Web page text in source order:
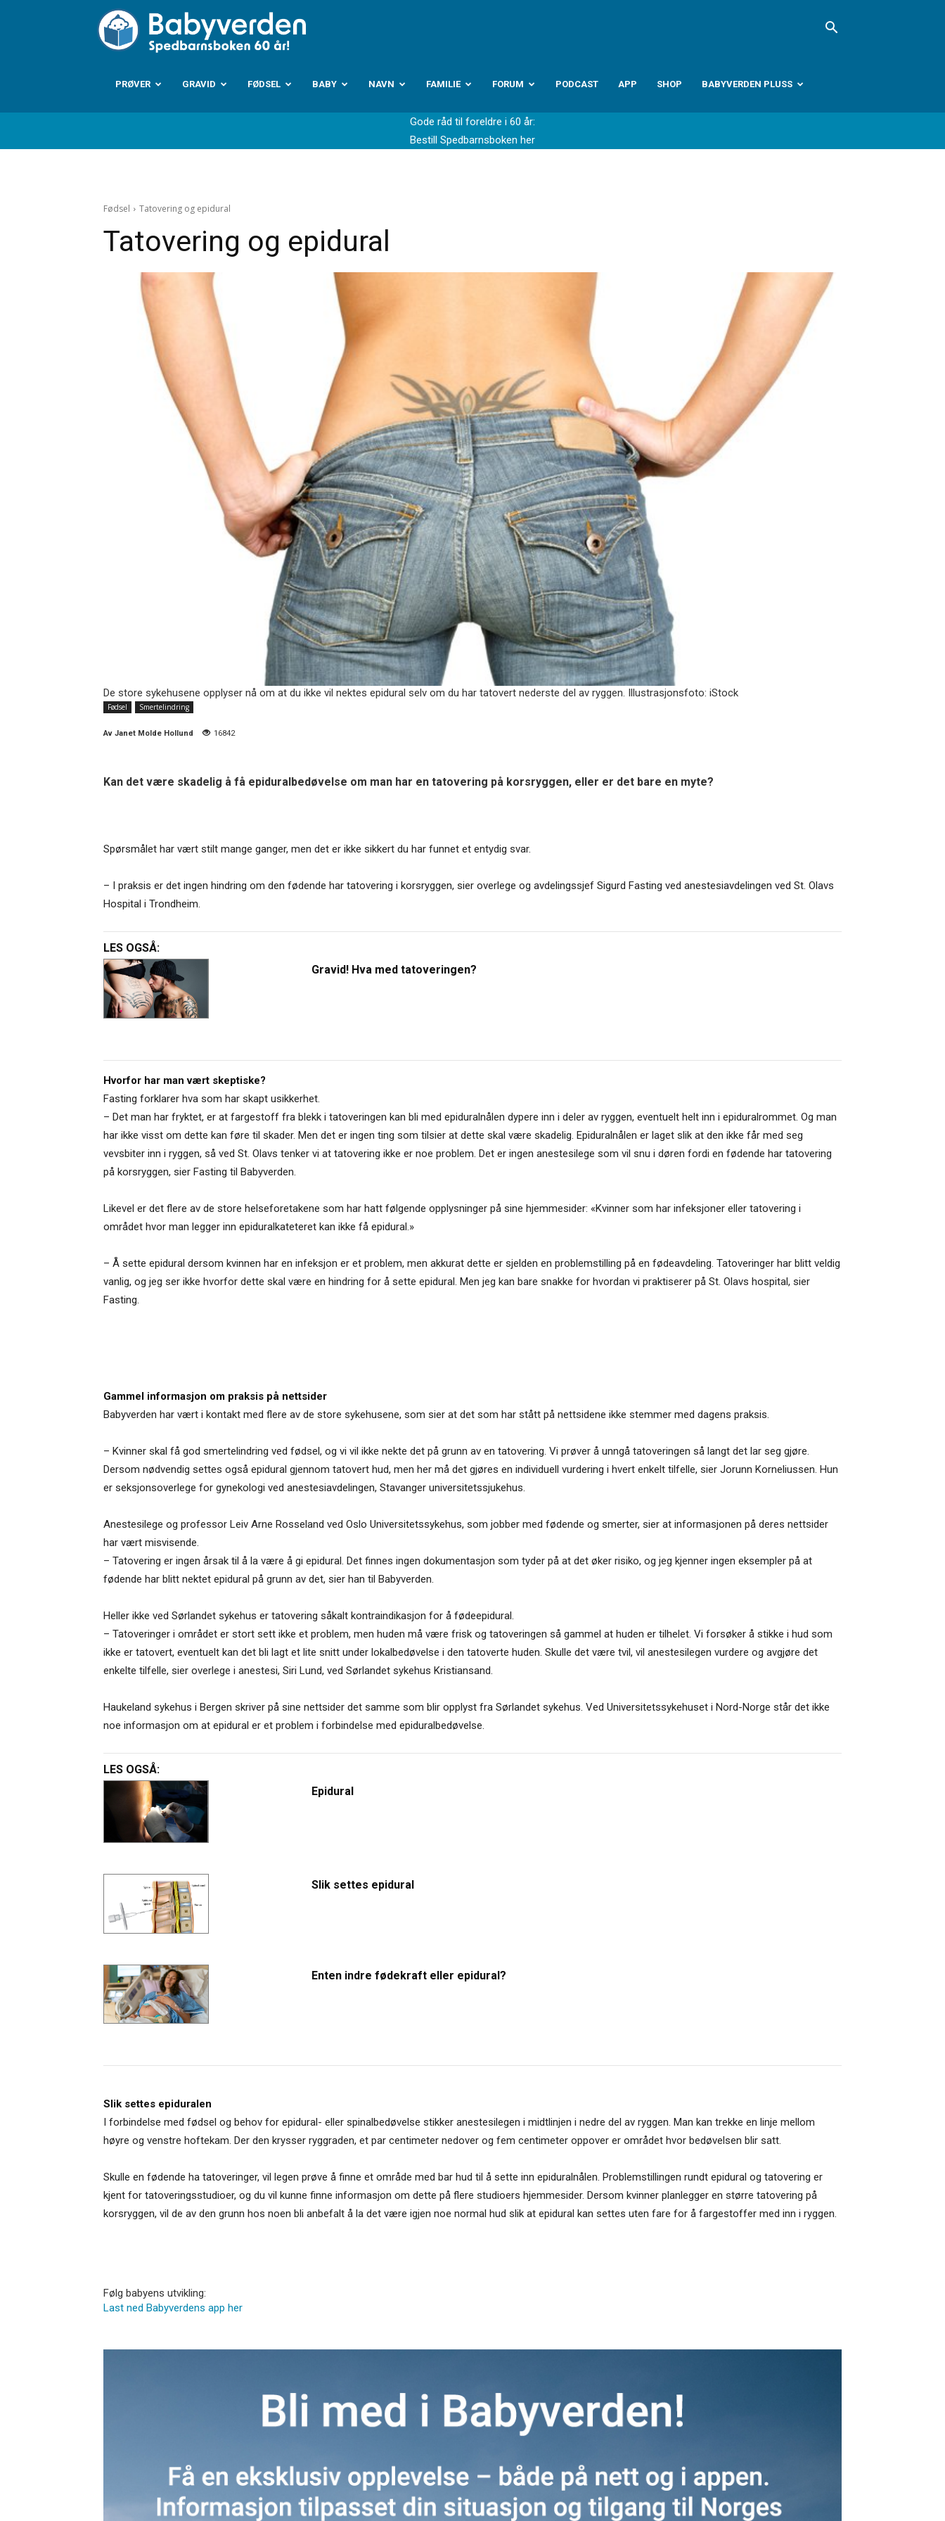
Babyverden.no
PRØVER GRAVID FØDSEL BABY NAVN FAMILIE FORUM PODCAST APP SHOP BABYVERDEN PLUSS
Gode råd til foreldre i 60 år:
Bestill Spedbarnsboken her
Fødsel Tatovering og epidural
Tatovering og epidural
De store sykehusene opplyser nå om at du ikke vil nektes epidural selv om du har tatovert nederste del av ryggen. Illustrasjonsfoto: iStock
Fødsel Smertelindring
Av Janet Molde Hollund 16842
Kan det være skadelig å få epiduralbedøvelse om man har en tatovering på korsryggen, eller er det bare en myte?
Spørsmålet har vært stilt mange ganger, men det er ikke sikkert du har funnet et entydig svar.
– I praksis er det ingen hindring om den fødende har tatovering i korsryggen, sier overlege og avdelingssjef Sigurd Fasting ved anestesiavdelingen ved St. Olavs
Hospital i Trondheim.
LES OGSÅ:
Gravid! Hva med tatoveringen?
Hvorfor har man vært skeptiske?
Fasting forklarer hva som har skapt usikkerhet.
– Det man har fryktet, er at fargestoff fra blekk i tatoveringen kan bli med epiduralnålen dypere inn i deler av ryggen, eventuelt helt inn i epiduralrommet. Og man
har ikke visst om dette kan føre til skader. Men det er ingen ting som tilsier at dette skal være skadelig. Epiduralnålen er laget slik at den ikke får med seg
vevsbiter inn i ryggen, så ved St. Olavs tenker vi at tatovering ikke er noe problem. Det er ingen anestesilege som vil snu i døren fordi en fødende har tatovering
på korsryggen, sier Fasting til Babyverden.
Likevel er det flere av de store helseforetakene som har hatt følgende opplysninger på sine hjemmesider: «Kvinner som har infeksjoner eller tatovering i
området hvor man legger inn epiduralkateteret kan ikke få epidural.»
– Å sette epidural dersom kvinnen har en infeksjon er et problem, men akkurat dette er sjelden en problemstilling på en fødeavdeling. Tatoveringer har blitt veldig
vanlig, og jeg ser ikke hvorfor dette skal være en hindring for å sette epidural. Men jeg kan bare snakke for hvordan vi praktiserer på St. Olavs hospital, sier
Fasting.
Gammel informasjon om praksis på nettsider
Babyverden har vært i kontakt med flere av de store sykehusene, som sier at det som har stått på nettsidene ikke stemmer med dagens praksis.
– Kvinner skal få god smertelindring ved fødsel, og vi vil ikke nekte det på grunn av en tatovering. Vi prøver å unngå tatoveringen så langt det lar seg gjøre.
Dersom nødvendig settes også epidural gjennom tatovert hud, men her må det gjøres en individuell vurdering i hvert enkelt tilfelle, sier Jorunn Korneliussen. Hun
er seksjonsoverlege for gynekologi ved anestesiavdelingen, Stavanger universitetssjukehus.
Anestesilege og professor Leiv Arne Rosseland ved Oslo Universitetssykehus, som jobber med fødende og smerter, sier at informasjonen på deres nettsider
har vært misvisende.
– Tatovering er ingen årsak til å la være å gi epidural. Det finnes ingen dokumentasjon som tyder på at det øker risiko, og jeg kjenner ingen eksempler på at
fødende har blitt nektet epidural på grunn av det, sier han til Babyverden.
Heller ikke ved Sørlandet sykehus er tatovering såkalt kontraindikasjon for å fødeepidural.
– Tatoveringer i området er stort sett ikke et problem, men huden må være frisk og tatoveringen så gammel at huden er tilhelet. Vi forsøker å stikke i hud som
ikke er tatovert, eventuelt kan det bli lagt et lite snitt under lokalbedøvelse i den tatoverte huden. Skulle det være tvil, vil anestesilegen vurdere og avgjøre det
enkelte tilfelle, sier overlege i anestesi, Siri Lund, ved Sørlandet sykehus Kristiansand.
Haukeland sykehus i Bergen skriver på sine nettsider det samme som blir opplyst fra Sørlandet sykehus. Ved Universitetssykehuset i Nord-Norge står det ikke
noe informasjon om at epidural er et problem i forbindelse med epiduralbedøvelse.
LES OGSÅ:
Epidural
Slik settes epidural
Enten indre fødekraft eller epidural?
Slik settes epiduralen
I forbindelse med fødsel og behov for epidural- eller spinalbedøvelse stikker anestesilegen i midtlinjen i nedre del av ryggen. Man kan trekke en linje mellom
høyre og venstre hoftekam. Der den krysser ryggraden, et par centimeter nedover og fem centimeter oppover er området hvor bedøvelsen blir satt.
Skulle en fødende ha tatoveringer, vil legen prøve å finne et område med bar hud til å sette inn epiduralnålen. Problemstillingen rundt epidural og tatovering er
kjent for tatoveringsstudioer, og du vil kunne finne informasjon om dette på flere studioers hjemmesider. Dersom kvinner planlegger en større tatovering på
korsryggen, vil de av den grunn hos noen bli anbefalt å la det være igjen noe normal hud slik at epidural kan settes uten fare for å fargestoffer med inn i ryggen.
Følg babyens utvikling:
Last ned Babyverdens app her